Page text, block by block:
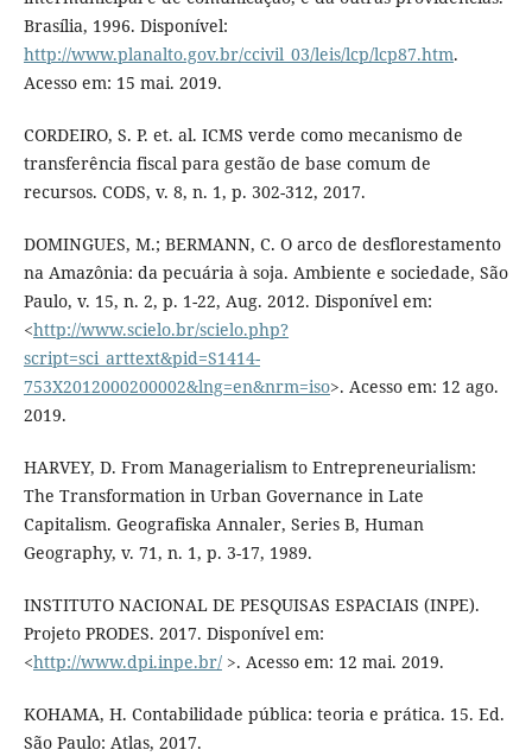
Brasília, 1996. Disponível:
http://www.planalto.gov.br/ccivil_03/leis/lcp/lcp87.htm.
Acesso em: 15 mai. 2019.
CORDEIRO, S. P. et. al. ICMS verde como mecanismo de
transferência fiscal para gestão de base comum de
recursos. CODS, v. 8, n. 1, p. 302-312, 2017.
DOMINGUES, M.; BERMANN, C. O arco de desflorestamento
na Amazônia: da pecuária à soja. Ambiente e sociedade, São
Paulo, v. 15, n. 2, p. 1-22, Aug. 2012. Disponível em:
<http://www.scielo.br/scielo.php?
script=sci_arttext&pid=S1414-
753X2012000200002&lng=en&nrm=iso>. Acesso em: 12 ago.
2019.
HARVEY, D. From Managerialism to Entrepreneurialism:
The Transformation in Urban Governance in Late
Capitalism. Geografiska Annaler, Series B, Human
Geography, v. 71, n. 1, p. 3-17, 1989.
INSTITUTO NACIONAL DE PESQUISAS ESPACIAIS (INPE).
Projeto PRODES. 2017. Disponível em:
<http://www.dpi.inpe.br/>. Acesso em: 12 mai. 2019.
KOHAMA, H. Contabilidade pública: teoria e prática. 15. Ed.
São Paulo: Atlas, 2017.